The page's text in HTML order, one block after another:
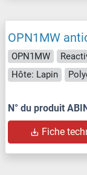
OPN1MW
OPN1MW
Hôte: Lapin
N° du produit
Fiche